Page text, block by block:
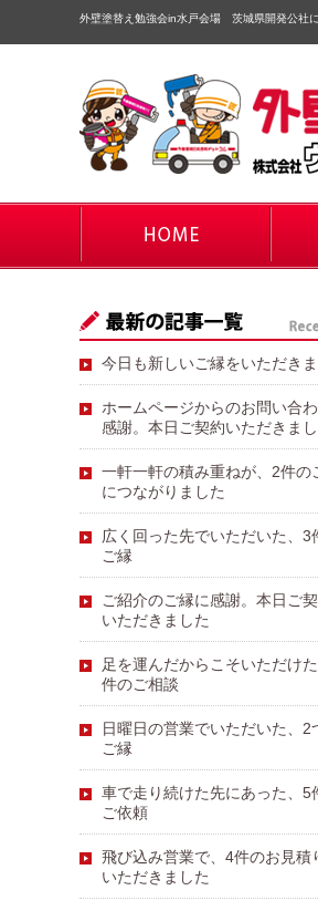
外壁塗替え勉強会in水戸会場 茨城県開発公社に
今日も新しいご縁をいただき
ホームページからのお問い合
感謝。本日ご契約いただきまし
一軒一軒の積み重ねが、2件の
につながりました
広く回った先でいただいた、3
ご縁
ご紹介のご縁に感謝。本日ご
いただきました
足を運んだからこそいただけ
件のご相談
日曜日の営業でいただいた、2
ご縁
車で走り続けた先にあった、5
ご依頼
飛び込み営業で、4件のお見積
いただきました